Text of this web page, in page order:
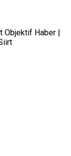
Objektif Haber |